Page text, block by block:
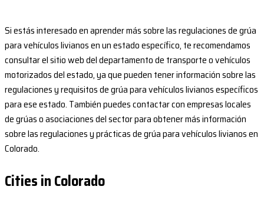
Si estás interesado en aprender más sobre las regulaciones de grúa
para vehículos livianos en un estado específico, te recomendamos
consultar el sitio web del departamento de transporte o vehículos
motorizados del estado, ya que pueden tener información sobre las
regulaciones y requisitos de grúa para vehículos livianos específicos
para ese estado. También puedes contactar con empresas locales
de grúas o asociaciones del sector para obtener más información
sobre las regulaciones y prácticas de grúa para vehículos livianos en
Colorado.
Cities in Colorado